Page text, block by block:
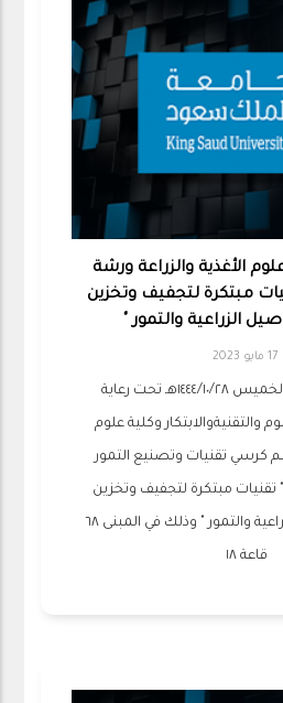
الأغذية والزراعة ورشة
مبتكرة لتجفيف وتخزين
الزراعية والتمور "
17 مايو 2023
بمشيئة الله ، غداً الخميس ١٤٤٤/١٠/٢٨هـ تحت رعاية
والتقنيةوالابتكار وكلية علوم
كرسي تقنيات وتصنيع التمور
مبتكرة لتجفيف وتخزين
وتداول المحاصيل الزراعية والتمور " وذلك في المبنى ٦٨
قاعة ١٨